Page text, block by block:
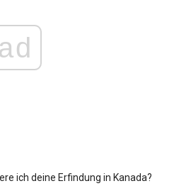
ad
ich deine Erfindung in Kanada?